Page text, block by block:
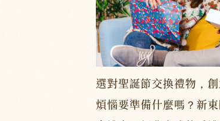
選對聖誕節交換禮物，
煩惱要準備什麼嗎？新